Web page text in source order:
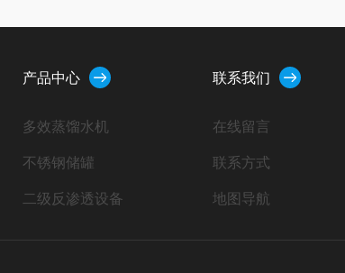
产品中心
多效蒸馏水机
不锈钢储罐
二级反渗透设备
联系我们
在线留言
联系方式
地图导航